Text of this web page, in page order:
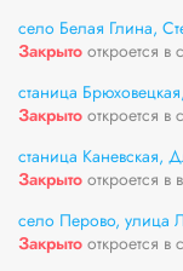
село Белая Глина,
Закрыто откроется
станица
Закрыто откроется
станица Каневская,
Закрыто откроется в
село Перово, улица
Закрыто откроется